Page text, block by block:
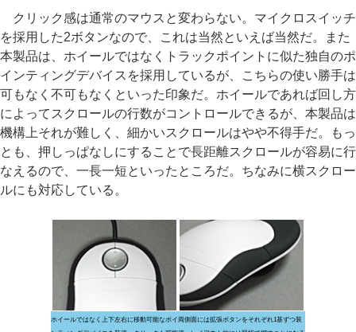
クリック感は通常のマウスと変わらない。マイクロスイッチ
を採用した2ボタンなので、これは当然といえば当然だ。また
本製品は、ホイールではなくトラックポイントに似た独自のポ
インティングデバイスを採用しているが、こちらの使い勝手は
可もなく不可もなくといった印象だ。ホイールであれば回し方
によってスクロールの行数がコントロールできるが、本製品は
機構上それが難しく、細かいスクロールはやや不得手だ。もっ
とも、押しっぱなしにすることで長距離スクロールが容易に行
なえるので、一長一短といったところだ。ちなみに横スクロー
ルにも対応している。
ホイールではなく上下左右に移動可能なポイ 両側面には拡張ボタンをそれぞれ1基ずつ装